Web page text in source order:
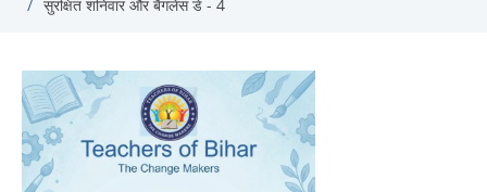
सुरक्षित शनिवार और बैगलेस डे - 4